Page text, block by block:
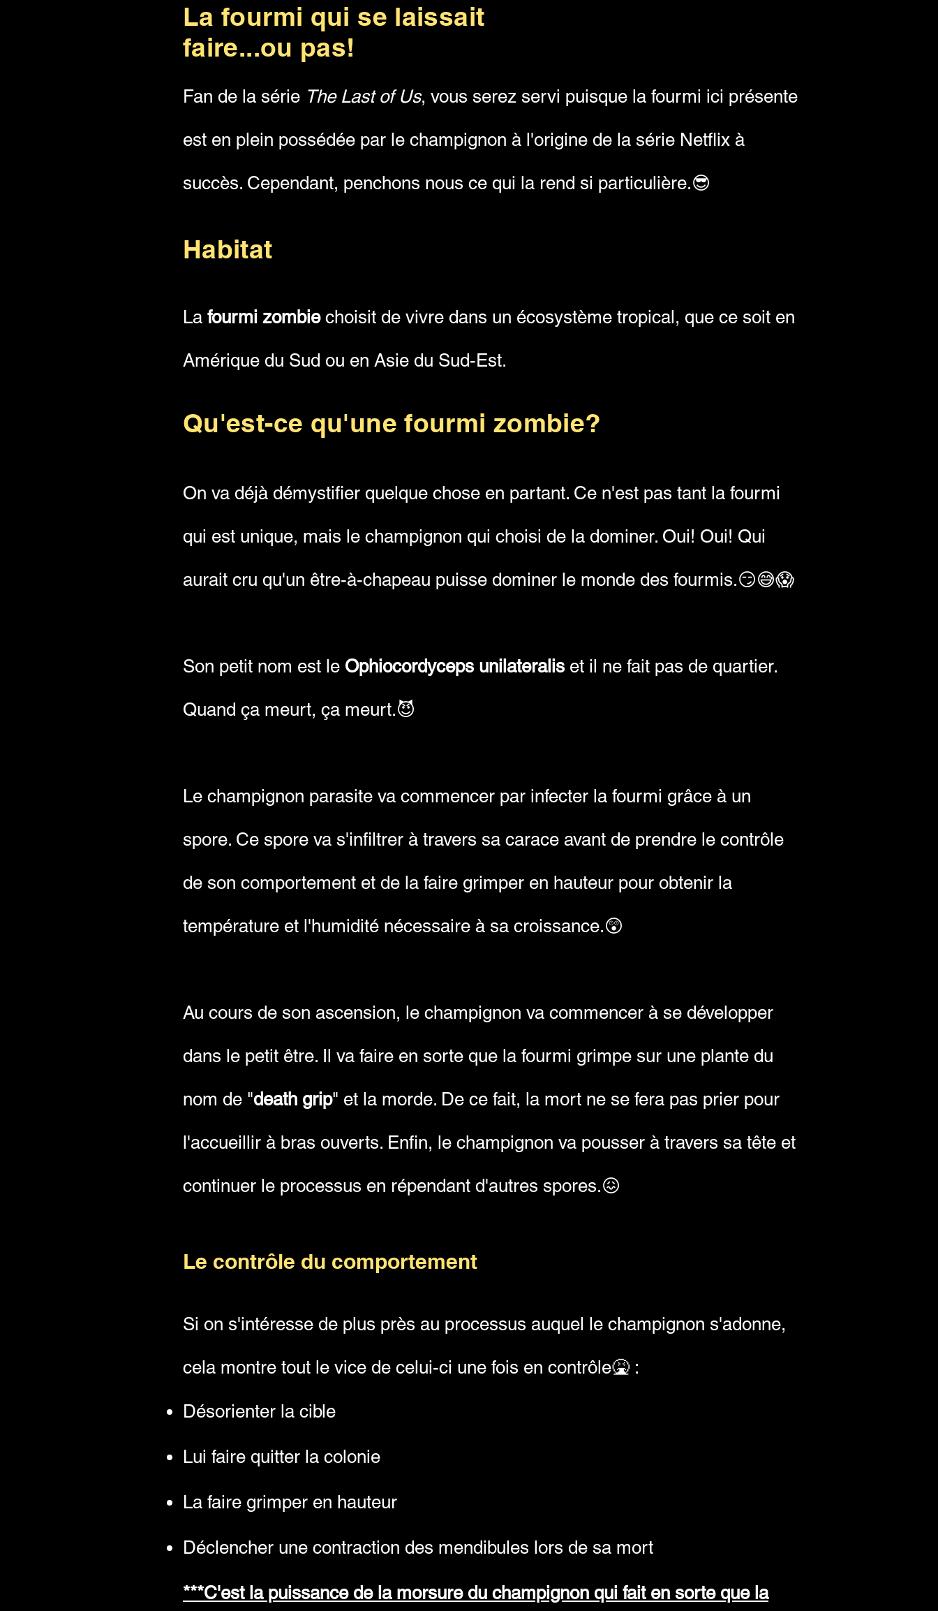
La fourmi qui se laissait
faire...ou pas!
Fan de la série The Last of Us, vous serez servi puisque la fourmi ici présente
est en plein possédée par le champignon à l'origine de la série Netflix à
succès. Cependant, penchons nous ce qui la rend si particulière.😎
Habitat
La fourmi zombiechoisit de vivre dans un écosystème tropical, que ce soit en
Amérique du Sud ou en Asie du Sud-Est.
Qu'est-ce qu'une fourmi zombie?
On va déjà démystifier quelque chose en partant. Ce n'est pas tant la fourmi
qui est unique, mais le champignon qui choisi de la dominer. Oui! Oui! Qui
aurait cru qu'un être-à-chapeau puisse dominer le monde des fourmis.😏😅😱
Son petit nom est le Ophiocordyceps unilateralis et il ne fait pas de quartier.
Quand ça meurt, ça meurt.😈
Le champignon parasite va commencer par infecter la fourmi grâce à un
spore. Ce spore va s'infiltrer à travers sa carace avant de prendre le contrôle
de son comportement et de la faire grimper en hauteur pour obtenir la
température et l'humidité nécessaire à sa croissance.😲
Au cours de son ascension, le champignon va commencer à se développer
dans le petit être. Il va faire en sorte que la fourmi grimpe sur une plante du
nom de "death grip" et la morde. De ce fait, la mort ne se fera pas prier pour
l'accueillir à bras ouverts. Enfin, le champignon va pousser à travers sa tête et
continuer le processus en répendant d'autres spores.😖
Le contrôle du comportement
Si on s'intéresse de plus près au processus auquel le champignon s'adonne,
cela montre tout le vice de celui-ci une fois en contrôle🤮 :
Désorienter la cible
Lui faire quitter la colonie
La faire grimper en hauteur
Déclencher une contraction des mendibules lors de sa mort
***C'est la puissance de la morsure du champignon qui fait en sorte que la